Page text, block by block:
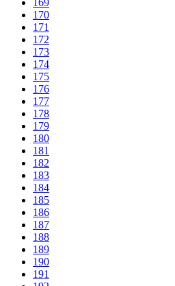
169
170
171
172
173
174
175
176
177
178
179
180
181
182
183
184
185
186
187
188
189
190
191